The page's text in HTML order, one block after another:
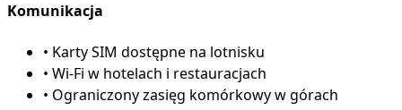
Komunikacja
• Karty SIM dostępne na lotnisku
• Wi-Fi w hotelach i restauracjach
• Ograniczony zasięg komórkowy w górach